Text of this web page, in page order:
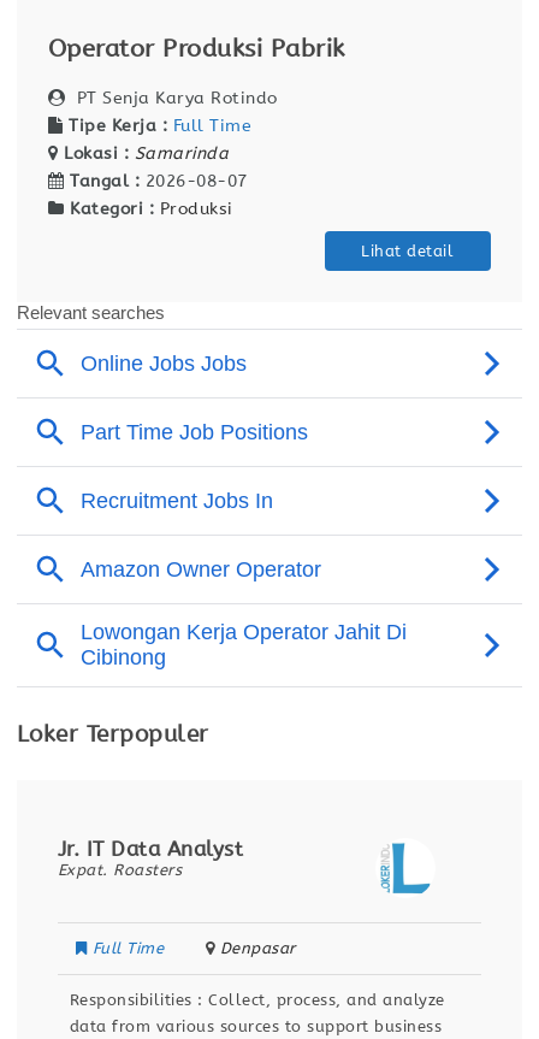
Operator Produksi Pabrik
PT Senja Karya Rotindo
Tipe Kerja : Full Time
Lokasi : Samarinda
Tangal : 2026-08-07
Kategori : Produksi
Lihat detail
Loker Terpopuler
Jr. IT Data Analyst
Expat. Roasters
Full Time Denpasar
Responsibilities : Collect, process, and analyze
data from various sources to support business